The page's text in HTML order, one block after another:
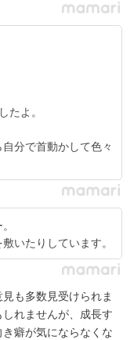
よ。
分で首動かして色々
いたりしています。
も多数見受けられま
れませんが、成長す
癖が気にならなくな